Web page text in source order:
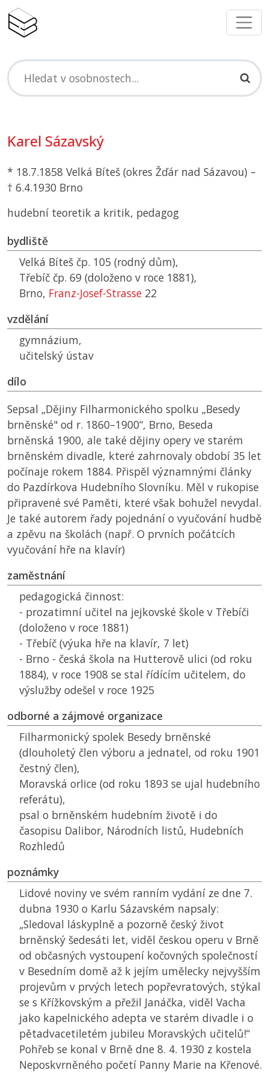
Karel Sázavský
* 18.7.1858 Velká Bíteš (okres Žďár nad Sázavou) –
† 6.4.1930 Brno
hudební teoretik a kritik, pedagog
bydliště
Velká Bíteš čp. 105 (rodný dům),
Třebíč čp. 69 (doloženo v roce 1881),
Brno, Franz-Josef-Strasse 22
vzdělání
gymnázium,
učitelský ústav
dílo
Sepsal „Dějiny Filharmonického spolku „Besedy
brněnské" od r. 1860–1900“, Brno, Beseda
brněnská 1900, ale také dějiny opery ve starém
brněnském divadle, které zahrnovaly období 35 let
počínaje rokem 1884. Přispěl významnými články
do Pazdírkova Hudebního Slovníku. Měl v rukopise
připravené své Paměti, které však bohužel nevydal.
Je také autorem řady pojednání o vyučování hudbě
a zpěvu na školách (např. O prvních počátcích
vyučování hře na klavír)
zaměstnání
pedagogická činnost:
- prozatimní učitel na jejkovské škole v Třebíči
(doloženo v roce 1881)
- Třebíč (výuka hře na klavír, 7 let)
- Brno - česká škola na Hutterově ulici (od roku
1884), v roce 1908 se stal řídícím učitelem, do
výslužby odešel v roce 1925
odborné a zájmové organizace
Filharmonický spolek Besedy brněnské
(dlouholetý člen výboru a jednatel, od roku 1901
čestný člen),
Moravská orlice (od roku 1893 se ujal hudebního
referátu),
psal o brněnském hudebním životě i do
časopisu Dalibor, Národních listů, Hudebních
Rozhledů
poznámky
Lidové noviny ve svém ranním vydání ze dne 7.
dubna 1930 o Karlu Sázavském napsaly:
„Sledoval láskyplně a pozorně český život
brněnský šedesáti let, viděl českou operu v Brně
od občasných vystoupení kočovných společností
v Besedním domě až k jejím umělecky nejvyšším
projevům v prvých letech popřevratových, stýkal
se s Křížkovským a přežil Janáčka, viděl Vacha
jako kapelnického adepta ve starém divadle i o
pětadvacetiletém jubileu Moravských učitelů!“
Pohřeb se konal v Brně dne 8. 4. 1930 z kostela
Neposkvrněného početí Panny Marie na Křenové.